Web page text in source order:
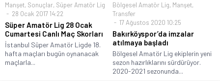
Manşet, Sonuçlar, Süper Amatör Lig
28 Ocak 2017 14:22
Süper Amatör Lig 28 Ocak
Cumartesi Canlı Maç Skorları
İstanbul Süper Amatör Ligde 18.
hafta maçları bugün oynanacak
maçlarla...
Bölgesel Amatör Lig, Manşet,
Transfer
17 Ağustos 2020 10:25
Bakırköyspor’da imzalar
atılmaya başladı
Bölgesel Amatör Lig ekiplerin yeni
sezon hazırlıklarını sürdürüyor.
2020-2021 sezonunda...